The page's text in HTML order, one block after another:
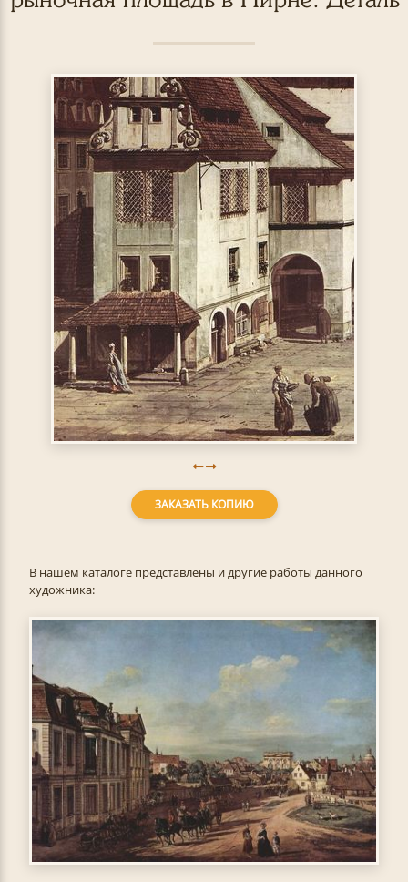
ЗАКАЗАТЬ КОПИЮ
В нашем каталоге представлены и другие работы данного
художника: